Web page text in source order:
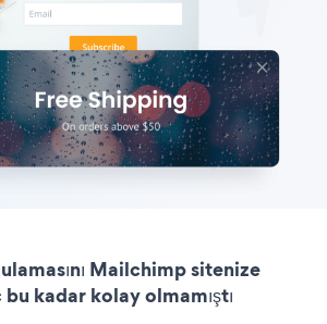
Mailchimp sitenize
kadar kolay olmamıştı